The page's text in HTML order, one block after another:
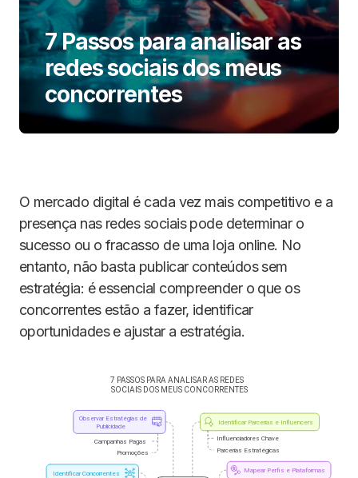
7 Passos para analisar as
redes sociais dos meus
concorrentes
O mercado digital é cada vez mais competitivo e a
presença nas redes sociais pode determinar o
sucesso ou o fracasso de uma loja online. No
entanto, não basta publicar conteúdos sem
estratégia: é essencial compreender o que os
concorrentes estão a fazer, identificar
oportunidades e ajustar a estratégia.